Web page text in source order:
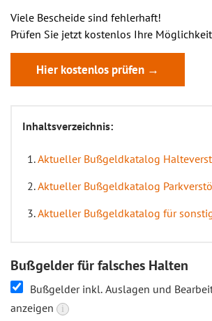
Viele Bescheide sind fehlerhaft!
Prüfen Sie jetzt kostenlos Ihre
Hier kostenlos prüfen →
Inhaltsverzeichnis:
Aktueller Bußgeldkatalog
Aktueller Bußgeldkatalog
Aktueller Bußgeldkatalog für
Bußgelder für falsches Halten
Bußgelder inkl. Auslagen und
anzeigen
i